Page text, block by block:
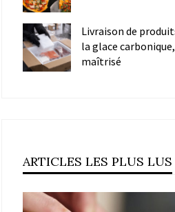
Livraison de
la glace
maîtrisé
ARTICLES LES PLUS LUS